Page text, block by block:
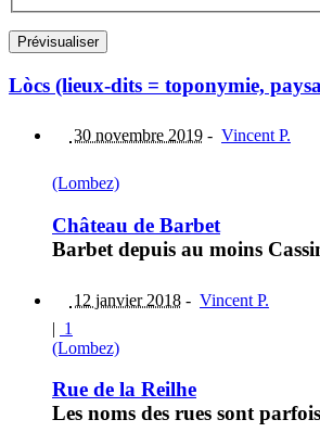
Lòcs (lieux-dits = toponymie,
30 novembre 2019 - Vincent P.
(Lombez)
Château de Barbet
Barbet depuis au moins
12 janvier 2018 - Vincent P.
| 1
(Lombez)
Rue de la Reilhe
Les noms des rues sont